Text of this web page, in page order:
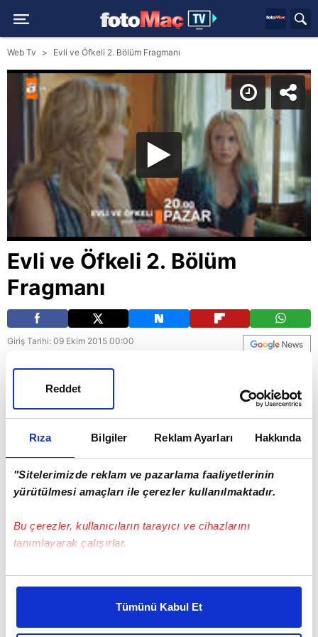
Rıza Bilgiler Reklam Ayarları Hakkında
"Sitelerimizde reklam ve pazarlama faaliyetlerinin
yürütülmesi amaçları ile çerezler kullanılmaktadır.
Bu çerezler, kullanıcıların tarayıcı ve cihazlarını
tanımlayarak çalışırlar.
Bu çerezlere izin vermeniz halinde sizlere özel
daha iyi reklam deneyimi yaşatabiliriz. Bunu yaparken
amacımızın size daha iyi bir reklam deneyimi sunmak
Tümünü Kabul Et
Reddet
Web Tv Evli ve Öfkeli 2. Bölüm Fragmanı
Evli ve Öfkeli 2. Bölüm
Fragmanı
Giriş Tarihi: 09 Ekim 2015 00:00
Güncelleme Tarihi: 09 Ekim 2015 12:32